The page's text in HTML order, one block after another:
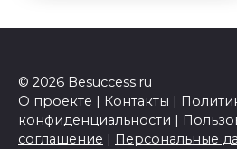
© 2026 Besuccess.ru
О проекте | Контакты |
конфиденциальности |
соглашение | Персональные